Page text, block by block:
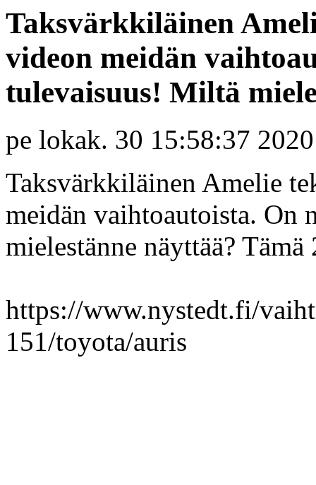
Taksvärkkiläinen
videon meidän
tulevaisuus! Miltä
pe lokak. 30 15:58:37 2020
Taksvärkkiläinen Amelie
meidän vaihtoautoista. On
mielestänne näyttää? Tämä
https://www.nystedt.fi/
151/toyota/auris